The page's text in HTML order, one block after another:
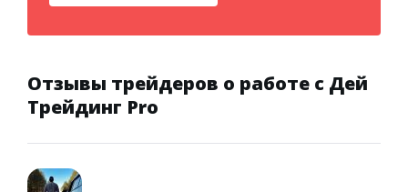
Отзывы трейдеров о работе с Дей
Трейдинг Pro